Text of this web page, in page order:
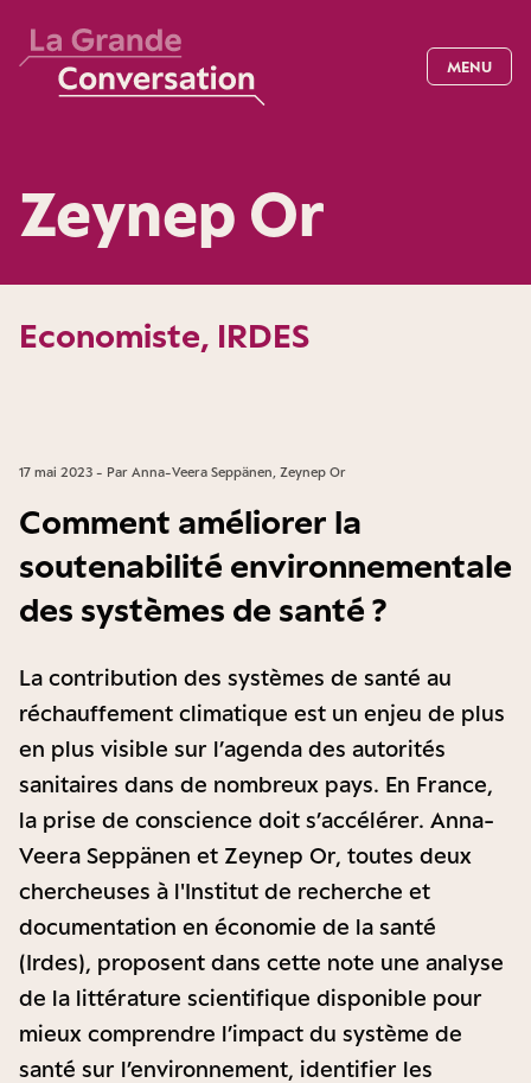
MENU
Zeynep Or
Economiste, IRDES
17 mai 2023 - Par Anna-Veera Seppänen, Zeynep Or
Comment améliorer la
soutenabilité environnementale
des systèmes de santé ?
La contribution des systèmes de santé au
réchauffement climatique est un enjeu de plus
en plus visible sur l’agenda des autorités
sanitaires dans de nombreux pays. En France,
la prise de conscience doit s’accélérer. Anna-
Veera Seppänen et Zeynep Or, toutes deux
chercheuses à l'Institut de recherche et
documentation en économie de la santé
(Irdes), proposent dans cette note une analyse
de la littérature scientifique disponible pour
mieux comprendre l’impact du système de
santé sur l’environnement, identifier les